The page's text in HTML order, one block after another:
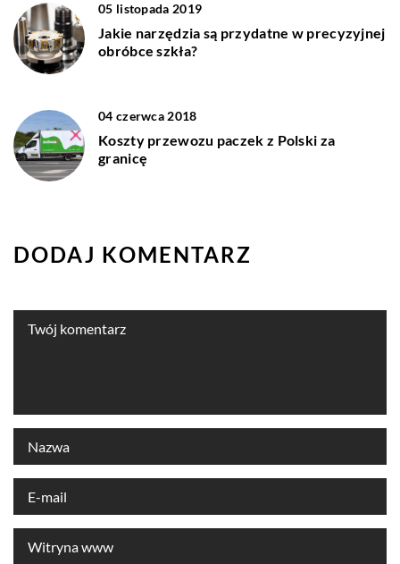
05 listopada 2019
Jakie narzędzia są przydatne w precyzyjnej
obróbce szkła?
04 czerwca 2018
Koszty przewozu paczek z Polski za
granicę
DODAJ KOMENTARZ